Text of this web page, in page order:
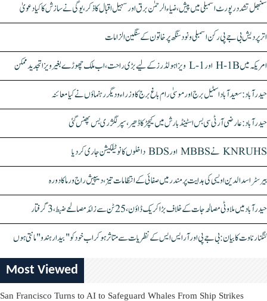
سنبھل تشدد رپورٹ اسمبلی میں پیش، ضیاء الرحمٰن برق اور سہیل اقبال کا ذکر، یوگی نے سازش کا کیا دعویٰ
اتر پردیش بی جے پی رکن اسمبلی ونود سنگھ پر خاتون کے سنگین الزامات
امریکہ میں H-1B اور L-1 ویزا ہولڈرز کے لیے بڑی راحت، اب ملک چھوڑے بغیر ویزا تجدید ممکن
حیدرآباد: سعیدآباد اسٹیل برج اور موسیٰ رام باغ برج کا وزراء و دیگر رہنماؤں نے کیا معائنہ
حیدرآباد: عارضی آر ٹی سی بس اسٹینڈ بارش میں کیچڑ کا ڈھیر، سپر لگژری بس پھنس گئی
KNRUHS نے MBBS اور BDS داخلوں کا نوٹیفکیشن جاری کر دیا
بیرسٹر اسدالدین اویسی کی ہدایت پر مندر میں صفائی کے انتظامات تیز، دیپیش راج ورما کا دورہ
حیدرآباد میں ملاوٹی مصالحہ جات کے خلاف بڑا کریک ڈاؤن، 25 ٹن سے زائد مصالحے ضبط، 3 گرفتار
کنگنا رناوت کا بیان: بی جے پی اور آر ایس ایس کے نظریات سے متاثر ہو کر اب خود کو "بیدار ہندو" مانتی ہوں
Most Viewed
San Francisco Turns to AI to Safeguard Whales From Ship Strikes